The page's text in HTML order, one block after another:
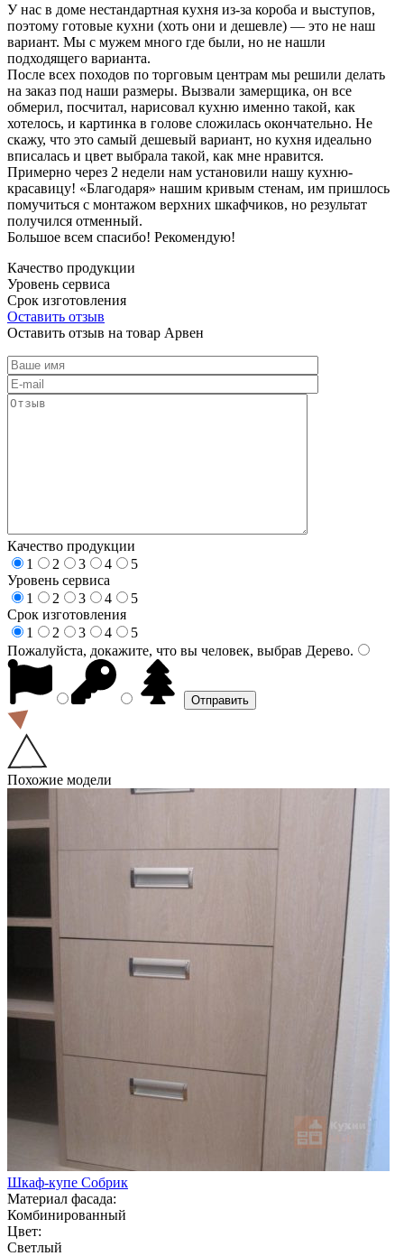
У нас в доме нестандартная кухня из-за короба и выступов,
поэтому готовые кухни (хоть они и дешевле) — это не наш
вариант. Мы с мужем много где были, но не нашли
подходящего варианта.
После всех походов по торговым центрам мы решили делать
на заказ под наши размеры. Вызвали замерщика, он все
обмерил, посчитал, нарисовал кухню именно такой, как
хотелось, и картинка в голове сложилась окончательно. Не
скажу, что это самый дешевый вариант, но кухня идеально
вписалась и цвет выбрала такой, как мне нравится.
Примерно через 2 недели нам установили нашу кухню-
красавицу! «Благодаря» нашим кривым стенам, им пришлось
помучиться с монтажом верхних шкафчиков, но результат
получился отменный.
Большое всем спасибо! Рекомендую!
Качество продукции
Уровень сервиса
Срок изготовления
Оставить отзыв
Оставить отзыв на товар Арвен
Качество продукции
1
2 3 4
5
Уровень сервиса
1
2 3 4
5
Срок изготовления
1
2 3 4
5
Пожалуйста, докажите, что вы человек, выбрав Дерево.
Похожие модели
Шкаф-купе Собрик
Материал фасада:
Комбинированный
Цвет:
Светлый